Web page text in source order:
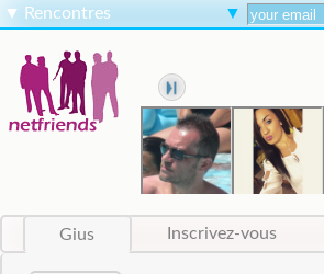
▼ Rencontres ▼
Gius Inscrivez-vous